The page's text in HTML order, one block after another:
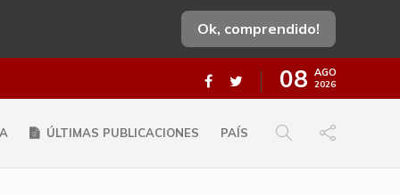
Ok, comprendido!
08 AGO
2026
ÚLTIMAS PUBLICACIONES PAÍS